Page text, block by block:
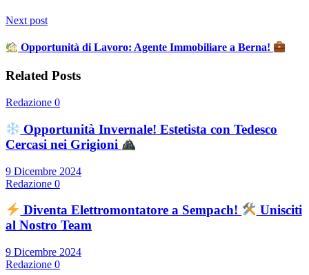
Next post
Opportunità di Lavoro: Agente Immobiliare a Berna!
Related Posts
Redazione 0
Opportunità Invernale! Estetista con Tedesco
Cercasi nei Grigioni
9 Dicembre 2024
Redazione 0
Diventa Elettromontatore a Sempach!
Unisciti
al Nostro Team
9 Dicembre 2024
Redazione 0